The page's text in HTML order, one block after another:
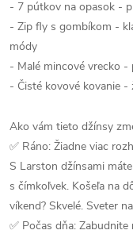
- 7 pútkov na opasok -
- Zip fly s gombíkom -
módy
- Malé mincové vrecko
- Čisté kovové kovanie -
Ako vám tieto džínsy
✅ Ráno: Žiadne viac
S Larston džínsami
s čímkoľvek. Košeľa na
víkend? Skvelé. Sveter
✅ Počas dňa: